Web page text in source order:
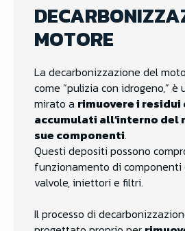
MOTORE
La decarbonizzazione del
come “pulizia con idrogeno,”
mirato a rimuovere i
accumulati all’interno del
sue componenti.
Questi depositi possono
funzionamento di componenti
valvole, iniettori e filtri.
Il processo di